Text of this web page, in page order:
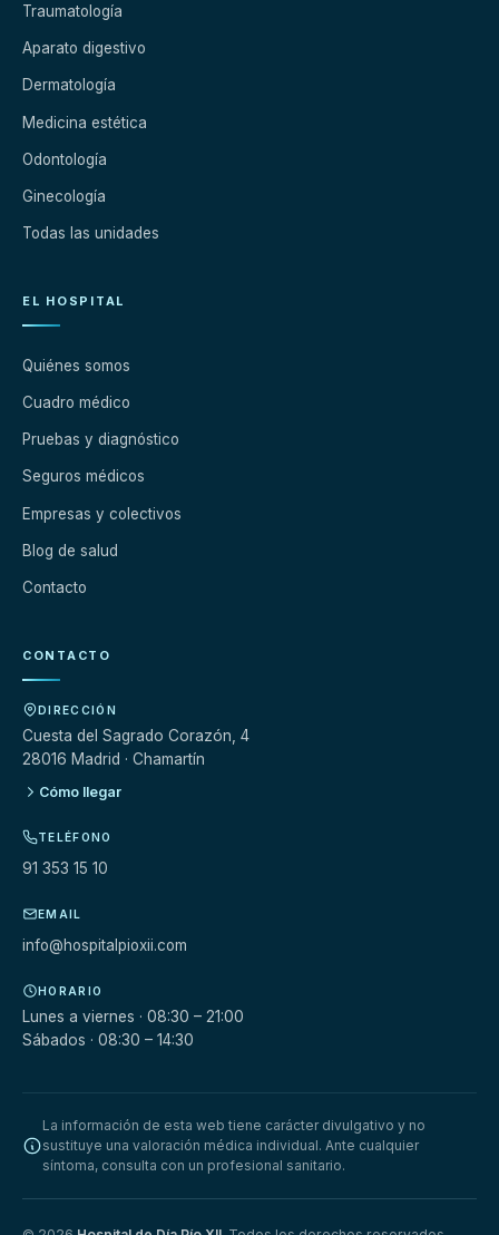
Traumatología
Aparato digestivo
Dermatología
Medicina estética
Odontología
Ginecología
Todas las unidades
EL HOSPITAL
Quiénes somos
Cuadro médico
Pruebas y diagnóstico
Seguros médicos
Empresas y colectivos
Blog de salud
Contacto
CONTACTO
DIRECCIÓN
Cuesta del Sagrado Corazón, 4
28016 Madrid · Chamartín
Cómo llegar
TELÉFONO
91 353 15 10
EMAIL
info@hospitalpioxii.com
HORARIO
Lunes a viernes · 08:30 – 21:00
Sábados · 08:30 – 14:30
La información de esta web tiene carácter divulgativo y no
sustituye una valoración médica individual. Ante cualquier
síntoma, consulta con un profesional sanitario.